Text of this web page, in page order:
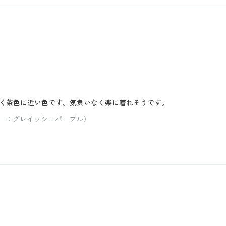
色に近い色です。気負いなく楽に着れそうです。
グレイッシュパープル）